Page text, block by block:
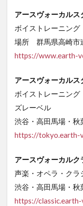
アースヴォーカルス
ボイストレーニン
場所 群馬県高崎市
https://www.earth-
アースヴォーカルス
ボイストレーニン
ズレーベル
渋谷・高田馬場・秋
https://tokyo.earth-
アースヴォーカルク
声楽・オペラ・クラ
渋谷・高田馬場・秋
https://